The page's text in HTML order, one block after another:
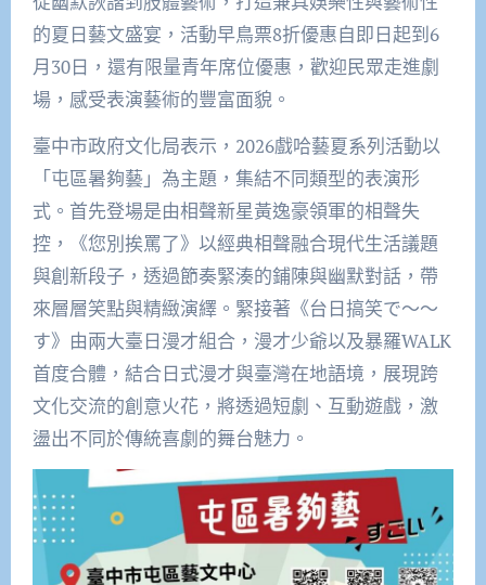
的夏日藝文盛宴，活動早鳥票8折優惠自即日起到6
月30日，還有限量青年席位優惠，歡迎民眾走進劇
場，感受表演藝術的豐富面貌。
臺中市政府文化局表示，2026戲哈藝夏系列活動以
「屯區暑夠藝」為主題，集結不同類型的表演形
式。首先登場是由相聲新星黃逸豪領軍的相聲失
控，《您別挨罵了》以經典相聲融合現代生活議題
與創新段子，透過節奏緊湊的鋪陳與幽默對話，帶
來層層笑點與精緻演繹。緊接著《台日搞笑で～～
す》由兩大臺日漫才組合，漫才少爺以及暴羅WALK
首度合體，結合日式漫才與臺灣在地語境，展現跨
文化交流的創意火花，將透過短劇、互動遊戲，激
盪出不同於傳統喜劇的舞台魅力。